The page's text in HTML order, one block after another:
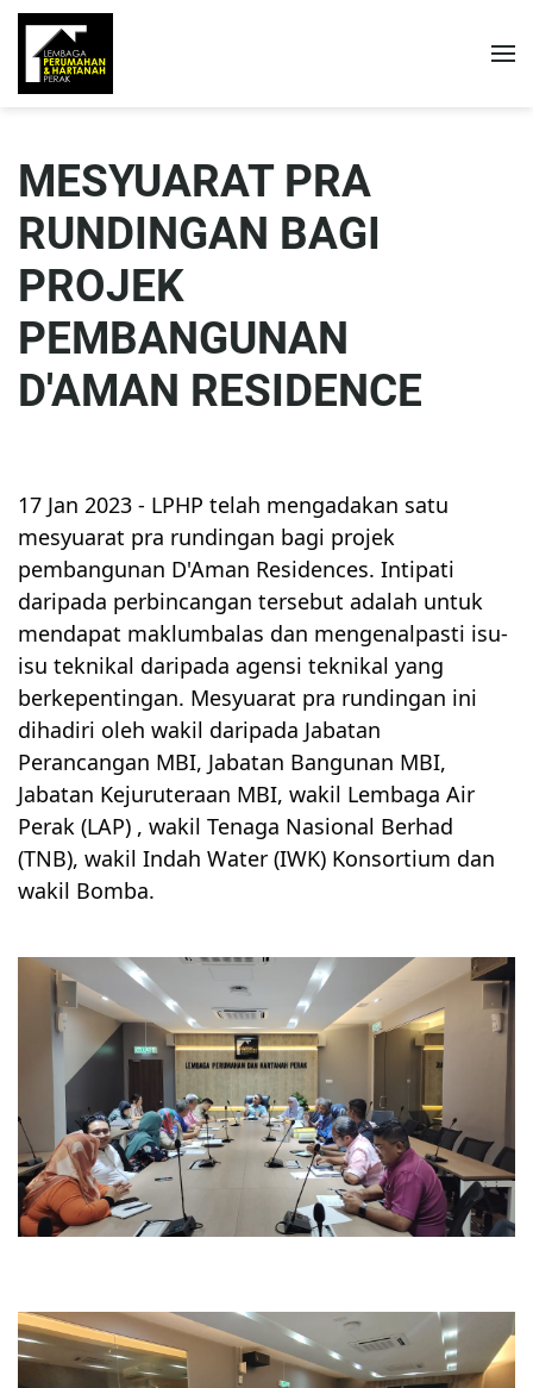
MESYUARAT PRA
RUNDINGAN BAGI
PROJEK
PEMBANGUNAN
D'AMAN RESIDENCE
17 Jan 2023 - LPHP telah mengadakan satu
mesyuarat pra rundingan bagi projek
pembangunan D'Aman Residences. Intipati
daripada perbincangan tersebut adalah untuk
mendapat maklumbalas dan mengenalpasti isu-
isu teknikal daripada agensi teknikal yang
berkepentingan. Mesyuarat pra rundingan ini
dihadiri oleh wakil daripada Jabatan
Perancangan MBI, Jabatan Bangunan MBI,
Jabatan Kejuruteraan MBI, wakil Lembaga Air
Perak (LAP) , wakil Tenaga Nasional Berhad
(TNB), wakil Indah Water (IWK) Konsortium dan
wakil Bomba.